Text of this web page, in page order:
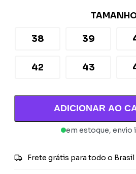
38 39
42 43
ADICIONAR AO
em estoque, envio
Frete grátis para todo o Brasil